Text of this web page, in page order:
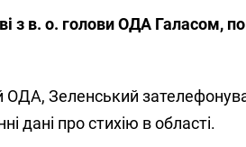
з в. о. голови ОДА Галасом,
ОДА, Зеленський
дані про стихію в області.